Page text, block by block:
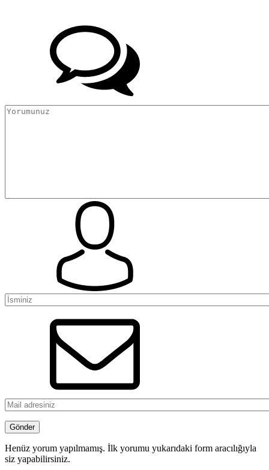
Henüz yorum yapılmamış. İlk yorumu yukarıdaki form aracılığıyla
siz yapabilirsiniz.